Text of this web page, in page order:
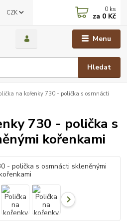
Menu
CZK
Hledat
0 ks
za 0 Kč
na kořenky 730 - polička s osmnácti
730 - polička s
kořenkami